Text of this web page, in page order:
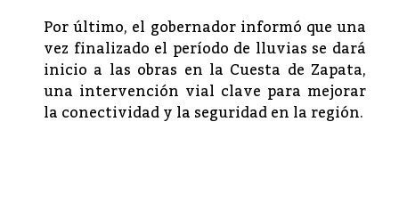
Por último, el gobernador informó que una
vez finalizado el período de lluvias se dará
inicio a las obras en la Cuesta de Zapata,
una intervención vial clave para mejorar
la conectividad y la seguridad en la región.